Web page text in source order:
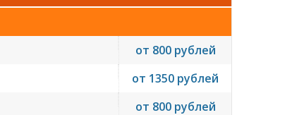
от 800 рублей
от 1350 рублей
от 800 рублей